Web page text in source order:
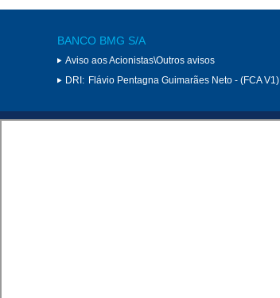
BANCO BMG S/A
Aviso aos Acionistas\Outros avisos
DRI: Flávio Pentagna Guimarães Neto - (FCA V1)